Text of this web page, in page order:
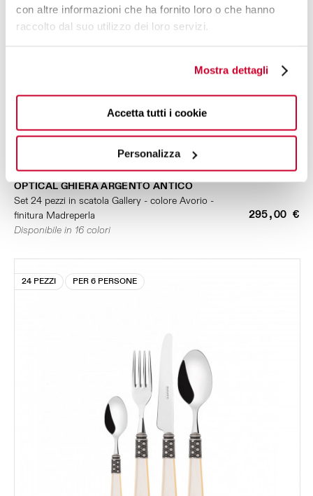
con altre informazioni che ha fornito loro o che hanno
raccolto dal suo utilizzo dei loro servizi.
Mostra dettagli
Accetta tutti i cookie
Personalizza
OPTICAL GHIERA ARGENTO ANTICO
Set 24 pezzi in scatola Gallery - colore Avorio -
finitura Madreperla
295,00 €
Disponibile in 16 colori
24 PEZZI PER 6 PERSONE